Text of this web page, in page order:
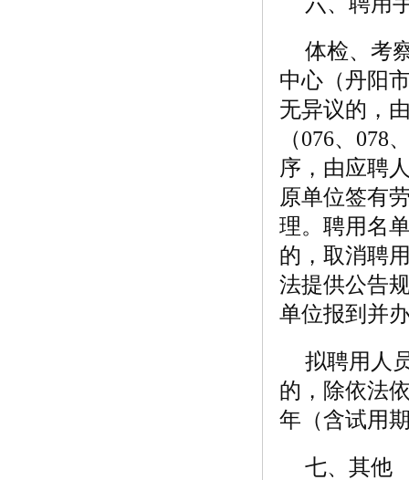
体检、考
中心（丹阳
无异议的，
（076、
序，由应聘
原单位签有
理。聘用名
的，取消聘
法提供公告
单位报到并
拟聘用人
的，除依法
年（含试用
七、其他